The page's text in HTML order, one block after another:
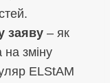
заяву – як
зміну
ELStAM